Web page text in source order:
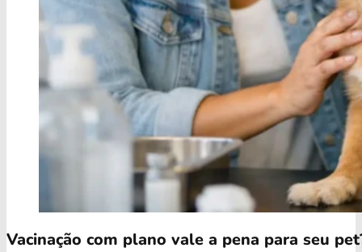
Vacinação com plano vale a pena para seu